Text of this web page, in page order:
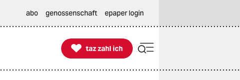
abo genossenschaft epaper login

taz zahl ich
taz zahl ich